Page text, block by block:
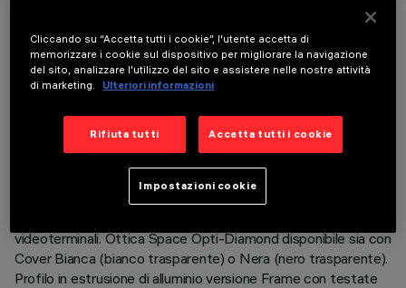
DATI TECNICI
ULTIMO AGGIORNAMENTO: 06/08/2026
Corpo illuminante ad emissione diretta (70%) / indiretta
(30%) con sorgenti LED monocromatiche 2700K CRI90.
Versione per emissione a luminanza controllata UGR < 19 -
videoterminali. Ottica Space Opti-Diamond disponibile sia con
Cover Bianca (bianco trasparente) o Nera (nero trasparente).
Profilo in estrusione di alluminio versione Frame con testate
Cliccando su “Accetta tutti i cookie”, l'utente accetta di
memorizzare i cookie sul dispositivo per migliorare la navigazione
del sito, analizzare l'utilizzo del sito e assistere nelle nostre attività
di marketing.
Ulteriori informazioni
Rifiuta tutti Accetta tutti i cookie
Impostazioni cookie